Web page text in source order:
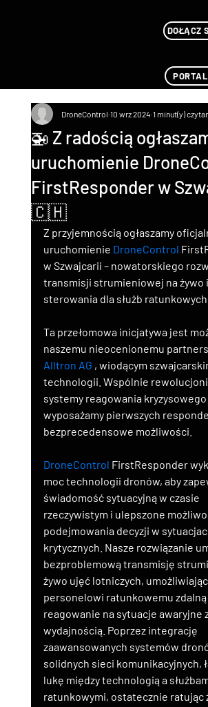
🚁 Z radością
uruchomienie
FirstResponder w
🇨🇭
DroneControl 10 wrz 2024 1 minut(y)
Z przyjemnością ogłaszamy
uruchomienie DroneControl
w Szwajcarii – nowatorskiego
transmisji strumieniowej na żywo
sterowania dla służb ratunkowych.
Ta przełomowa inicjatywa jest
naszemu nieocenionemu
Alltron AG , wiodącym
technologii. Wspólnie
systemy reagowania kryzysowego
wyposażamy pierwszych
bezprecedensowe możliwości.
DroneControl FirstResponder
moc technologii dronów, aby
świadomość sytuacyjną w czasie
rzeczywistym i ulepszone
podejmowania decyzji w
krytycznych. Nasze rozwiązanie
bezproblemową transmisję
żywo ujęć lotniczych, umożliwiając
personelowi ratunkowemu zdalną
reagowanie na sytuacje awaryjne
wydajnością. Poprzez integrację
zaawansowanych systemów
solidnych sieci komunikacyjnych,
lukę między technologią a
ratunkowymi, ostatecznie ratując